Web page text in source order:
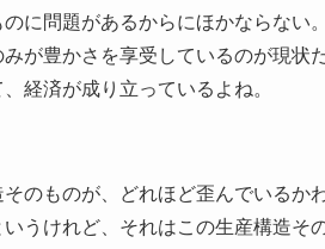
に問題があるからにほかならない
が豊かさを享受しているのが現状
経済が成り立っているよね。
のものが、どれほど歪んでいるかわ
うけれど、それはこの生産構造そ